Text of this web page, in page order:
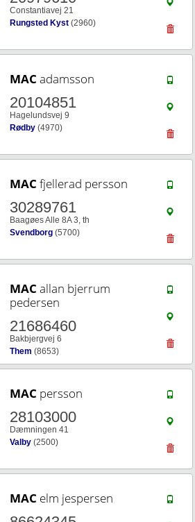
Constantiavej 21
Rungsted Kyst (2960)
MAC adamsson
20104851
Hagelundsvej 9
Rødby (4970)
MAC fjellerad persson
30289761
Baagøes Alle 8A 3, th
Svendborg (5700)
MAC allan bjerrum
pedersen
21686460
Bakbjergvej 6
Them (8653)
MAC persson
28103000
Dæmningen 41
Valby (2500)
MAC elm jespersen